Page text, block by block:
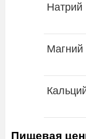
Натрий
Магний
Пищевая